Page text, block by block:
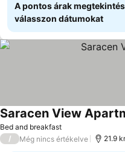
A pontos árak
válasszon dátumokat
Bed and breakfast
Saracen View
/ Még nincs értékelve 21.9